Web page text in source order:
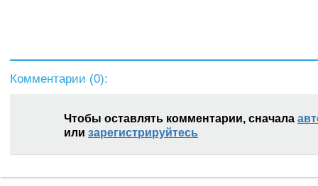
Комментарии (0):
Чтобы оставлять комментарии, сначала
или зарегистрируйтесь